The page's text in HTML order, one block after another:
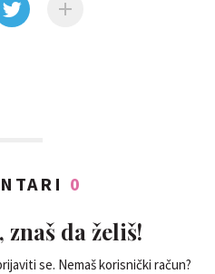
0
da želiš!
se. Nemaš korisnički račun?